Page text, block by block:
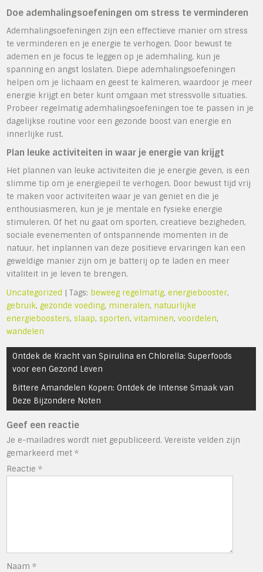
Doe ademhalingsoefeningen om stress te verminderen
Ademhalingsoefeningen zijn een effectieve manier om stress
te verminderen en je energie te verhogen. Door bewust te
ademen en je focus te leggen op je ademhaling, kun je
spanning en angst loslaten. Diepe ademhalingsoefeningen
helpen om je lichaam en geest te kalmeren, waardoor je meer
energie krijgt en beter kunt omgaan met stressvolle situaties.
Probeer regelmatig ademhalingsoefeningen toe te passen in je
dagelijkse routine voor een gezonde boost van energie en
innerlijke rust.
Plan leuke activiteiten in waar je energie van krijgt
Het plannen van leuke activiteiten die je energie geven, is een
slimme tip om je energiepeil te verhogen. Door bewust tijd vrij
te maken voor activiteiten waar je van geniet en die je
enthousiasmeren, kun je je mentale en fysieke energie
stimuleren. Of het nu gaat om sporten, creatieve bezigheden,
sociale evenementen of ontspannende momenten in de
natuur, het inplannen van deze positieve ervaringen kan een
geweldige manier zijn om je batterij op te laden en meer
vitaliteit in je leven te brengen.
Uncategorized | Tags: beweeg regelmatig,energiebooster,
gebruik,gezonde voeding, mineralen, natuurlijke
energieboosters,slaap,sporten,vitaminen,voordelen,
wandelen
Bericht
navigatie
Ontdek de Kracht van Spirulina en Chlorella: Superfoods
voor een Gezond Leven
Bittere Amandelen Kopen: Ontdek de Intense Smaak van
Deze Bijzondere Noten
Geef een reactie
Je e-mailadres wordt niet gepubliceerd. Vereiste velden zijn
gemarkeerd met*
Reactie*
Naam*